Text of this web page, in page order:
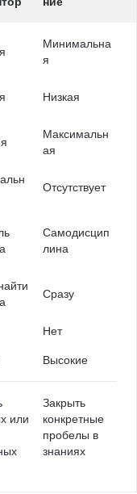
Минимальна
я
Низкая
Максимальн
ая
Отсутствует
Самодисцип
лина
Сразу
Нет
Высокие
или
Закрыть
конкретные
пробелы в
знаниях